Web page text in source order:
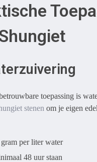
toepassing is
stenen om je eigen
per liter water
48 uur staan